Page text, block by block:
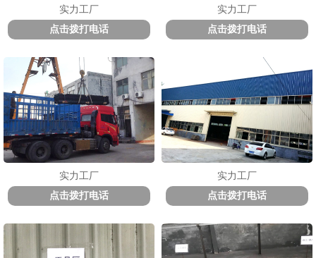
实力工厂
点击拨打电话
实力工厂
点击拨打电话
实力工厂
点击拨打电话
实力工厂
点击拨打电话